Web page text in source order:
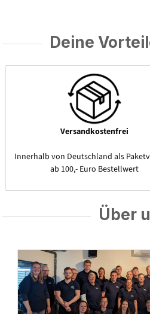
Deine
Versandkostenfrei
Innerhalb von Deutschland als
ab 100,- Euro Bestellwert
Über